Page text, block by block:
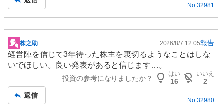
No. 32981
掲
示
板
株之助 2026/8/7 12:05報告
経営陣を信じて3年待った株主を裏切るようなことはしな
いでほしい。良い発表があると信じます…。
投資の参考になりましたか？
はい
16
いいえ
2
返信
No.32980